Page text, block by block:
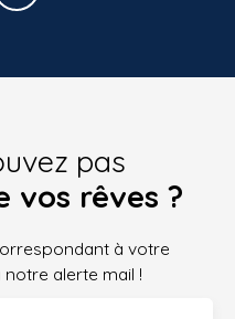
pas
vos rêves ?
à votre
alerte mail !